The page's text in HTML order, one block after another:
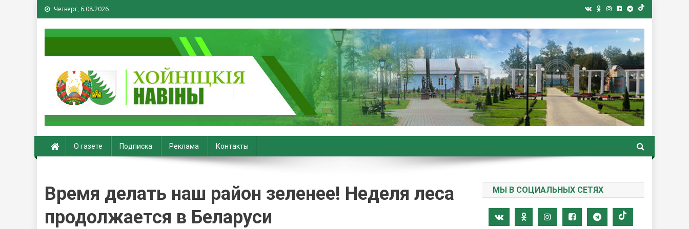
Четверг, 6.08.2026
Хойники. Хойнiцкiя навiны. Новости Хойник. Районная газета
О газете Подписка Реклама Контакты
Время делать наш район зеленее! Неделя леса
продолжается в Беларуси
МЫ В СОЦИАЛЬНЫХ СЕТЯХ